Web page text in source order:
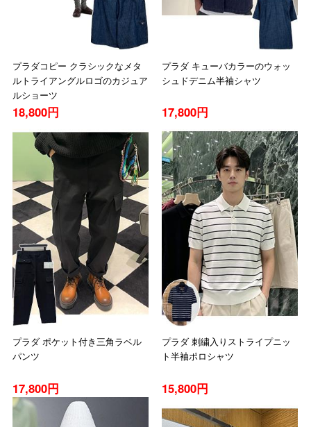
プラダコピー クラシックなメタ
ルトライアングルロゴのカジュア
ルショーツ
18,800円
プラダ キューバカラーのウォッ
シュドデニム半袖シャツ
17,800円
プラダ ポケット付き三角ラベル
パンツ
17,800円
プラダ 刺繍入りストライプニッ
ト半袖ポロシャツ
15,800円